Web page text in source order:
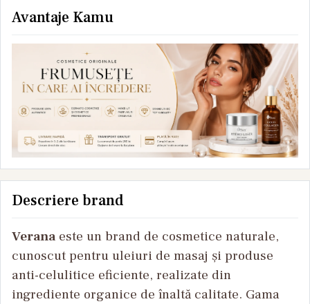
Avantaje Kamu
Descriere brand
Veranaeste un brand de cosmetice naturale,
cunoscut pentru uleiuri de masaj și produse
anti-celulitice eficiente, realizate din
ingrediente organice de înaltă calitate. Gama